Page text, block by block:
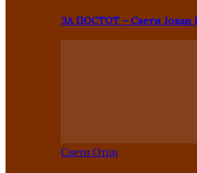
ЗА ПОСТОТ – Свети Јован
Свети Отци